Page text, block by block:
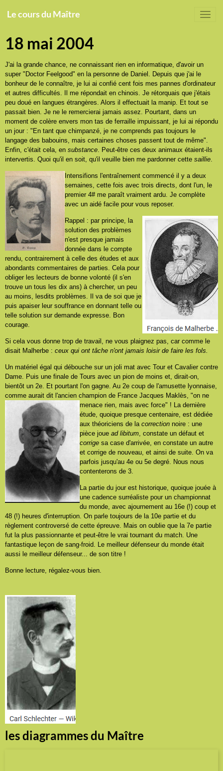
Le cours du Maître
18 mai 2004
J'ai la grande chance, ne connaissant rien en informatique, d'avoir un
super "Doctor Feelgood" en la personne de Daniel. Depuis que j'ai le
bonheur de le connaître, je lui ai confié cent fois mes pannes d'ordinateur
et autres difficultés. Il me répondait en chinois. Je rétorquais que j'étais
peu doué en langues étrangères. Alors il effectuait la manip. Et tout se
passait bien. Je ne le remercierai jamais assez. Pourtant, dans un
moment de colère envers mon tas de ferraille impuissant, je lui ai répondu
un jour : "En tant que chimpanzé, je ne comprends pas toujours le
langage des babouins, mais certaines choses passent tout de même".
Enfin, c'était cela, en substance. Peut-être ces deux animaux étaient-ils
intervertis. Quoi qu'il en soit, qu'il veuille bien me pardonner cette saillie.
Intensifions l'entraînement commencé il y a deux
semaines, cette fois avec trois directs, dont l'un, le
premier 4# me paraît vraiment ardu. Je complète
avec un aidé facile pour vous reposer.
Rappel : par principe, la
solution des problèmes
n'est presque jamais
donnée dans le compte
rendu, contrairement à celle des études et aux
abondants commentaires de parties. Cela pour
obliger les lecteurs de bonne volonté (il s'en
trouve un tous les dix ans) à chercher, un peu
au moins, lesdits problèmes. Il va de soi que je
puis apaiser leur souffrance en donnant telle ou
telle solution sur demande expresse. Bon
courage.
Si cela vous donne trop de travail, ne vous plaignez pas, car comme le
disait Malherbe : ceux qui ont tâche n'ont jamais loisir de faire les fols.
Un matériel égal qui débouche sur un joli mat avec Tour et Cavalier contre
Dame. Puis une finale de Tours avec un pion de moins et, dirait-on,
bientôt un 2e. Et pourtant l'on gagne. Au 2e coup de l'amusette lyonnaise,
comme aurait dit l'ancien champion de France Jacques Maklès, "on ne
menace rien, mais avec force" ! La dernière
étude, quoique presque centenaire, est dédiée
aux théoriciens de la correction noire : une
pièce joue ad libitum, constate un défaut et
corrige sa case d'arrivée, en constate un autre
et corrige de nouveau, et ainsi de suite. On va
parfois jusqu'au 4e ou 5e degré. Nous nous
contenterons de 3.
La partie du jour est historique, quoique jouée à
une cadence surréaliste pour un championnat
du monde, avec ajournement au 16e (!) coup et
48 (!) heures d'interruption. On parle toujours de la 10e partie et du
règlement controversé de cette épreuve. Mais on oublie que la 7e partie
fut la plus passionnante et peut-être le vrai tournant du match. Une
fantastique leçon de sang-froid. Le meilleur défenseur du monde était
aussi le meilleur défenseur... de son titre !
Bonne lecture, régalez-vous bien.
les diagrammes du Maître